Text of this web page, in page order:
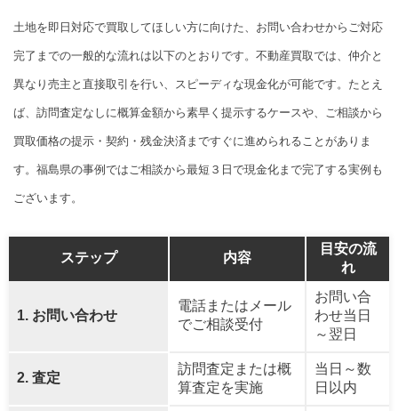
土地を即日対応で買取してほしい方に向けた、お問い合わせからご対応
完了までの一般的な流れは以下のとおりです。不動産買取では、仲介と
異なり売主と直接取引を行い、スピーディな現金化が可能です。たとえ
ば、訪問査定なしに概算金額から素早く提示するケースや、ご相談から
買取価格の提示・契約・残金決済まですぐに進められることがありま
す。福島県の事例ではご相談から最短３日で現金化まで完了する実例も
ございます。
ステップ 内容
目安の流
れ
1. お問い合わせ
電話またはメール
でご相談受付
お問い合
わせ当日
～翌日
2. 査定
訪問査定または概
算査定を実施
当日～数
日以内